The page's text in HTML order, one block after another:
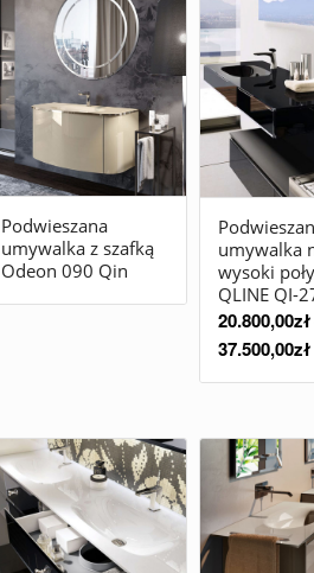
Podwieszana
umywalka z szafką
Odeon 090 Qin
umywalka
wysoki
QLINE QI-
20.800,00zł
37.500,00zł